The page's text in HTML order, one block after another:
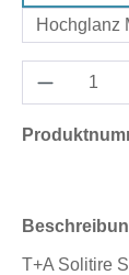
Hochglanz
T+A Solitire